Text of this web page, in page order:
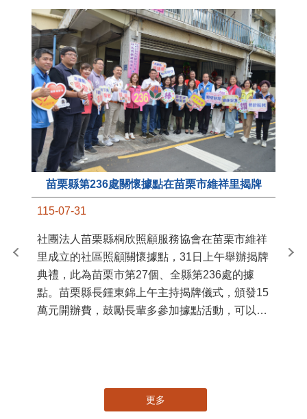
苗栗縣第236處關懷據點在苗栗市維祥里揭牌
115-07-31
社團法人苗栗縣桐欣照顧服務協會在苗栗市維祥
里成立的社區照顧關懷據點，31日上午舉辦揭牌
典禮，此為苗栗市第27個、全縣第236處的據
點。苗栗縣長鍾東錦上午主持揭牌儀式，頒發15
萬元開辦費，鼓勵長輩多參加據點活動，可以更
苗
更多